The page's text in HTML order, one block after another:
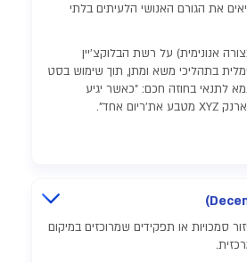
את הגורם האנושי הלעיתים בלתי
אנונימית) על רשת הבלוקצ'יין
בתהליכי משא ומתן, תוך שימוש בסט
לתנאי בחוזה חכם: "כאשר יגיע
סמכויות או תפקידים שמרוכזים במיקום